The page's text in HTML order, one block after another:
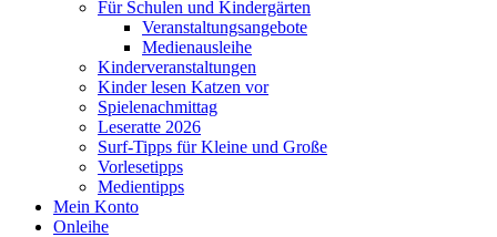
Für Schulen und Kindergärten
Veranstaltungsangebote
Medienausleihe
Kinderveranstaltungen
Kinder lesen Katzen vor
Spielenachmittag
Leseratte 2026
Surf-Tipps für Kleine und Große
Vorlesetipps
Medientipps
Mein Konto
Onleihe